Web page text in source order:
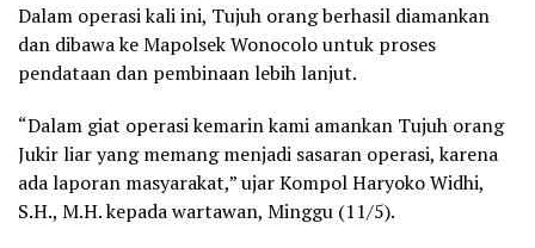
Dalam operasi kali ini, Tujuh orang berhasil diamankan
dan dibawa ke Mapolsek Wonocolo untuk proses
pendataan dan pembinaan lebih lanjut.
“Dalam giat operasi kemarin kami amankan Tujuh orang
Jukir liar yang memang menjadi sasaran operasi, karena
ada laporan masyarakat,” ujar Kompol Haryoko Widhi,
S.H., M.H. kepada wartawan, Minggu (11/5).